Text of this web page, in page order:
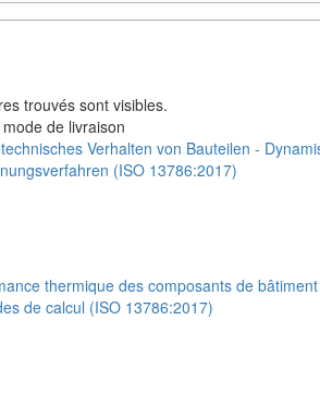
trouvés sont visibles.
mode de livraison
Verhalten von Bauteilen -
(ISO 13786:2017)
thermique des composants de
de calcul (ISO 13786:2017)